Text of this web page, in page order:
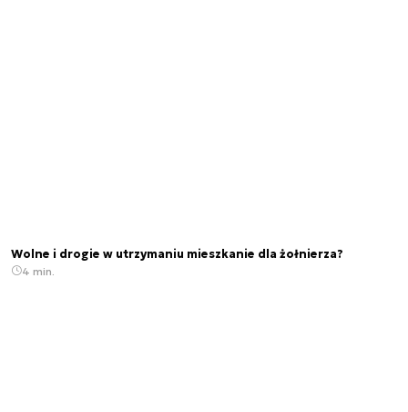
Wolne i drogie w utrzymaniu mieszkanie dla żołnierza?
4 min.